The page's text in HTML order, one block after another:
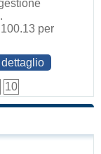
per
10